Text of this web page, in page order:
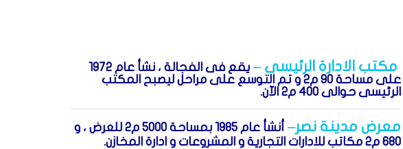
مكتب الادارة الرئيسى –
يقع فى الفجالة ، نشأ عام 1972
على مساحة 90 م2 و تم التوسع على مراحل ليصبح المكتب
الرئيسى حوالى 400 م2 الآن.
معرض مدينة نصر–
أنشأ عام 1985 بمساحة 5000 م2 للعرض ، و
680 م2 مكاتب للادارات التجارية و المشروعات و ادارة المخازن.